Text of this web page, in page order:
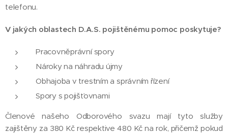
telefonu.
V jakých oblastech D.A.S. pojištěnému pomoc poskytuje?
Pracovněprávní spory
Nároky na náhradu újmy
Obhajoba v trestním a správním řízení
Spory s pojišťovnami
Členové našeho Odborového svazu mají tyto služby
zajištěny za 380 Kč respektive 480 Kč na rok, přičemž pokud